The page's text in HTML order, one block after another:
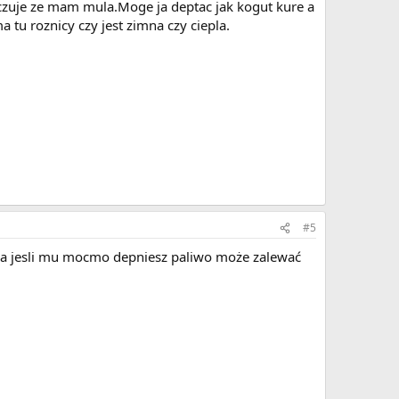
ze mam mula.Moge ja deptac jak kogut kure a
tu roznicy czy jest zimna czy ciepla.
#5
jesli mu mocmo depniesz paliwo może zalewać